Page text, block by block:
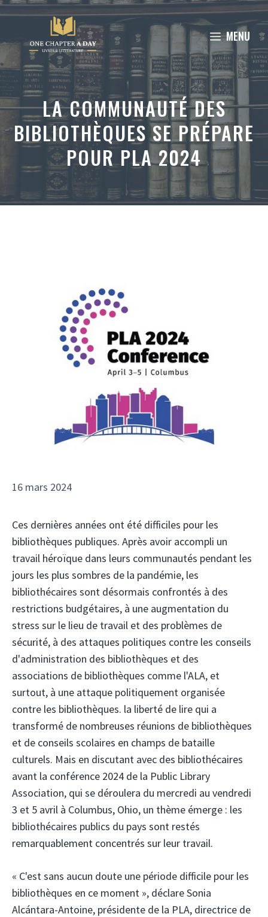
Aller
contenu
MENU
LA COMMUNAUTÉ DES
BIBLIOTHÈQUES SE PRÉPARE
POUR PLA 2024
16 mars 2024
Ces dernières années ont été difficiles pour les
bibliothèques publiques. Après avoir accompli un
travail héroïque dans leurs communautés pendant les
jours les plus sombres de la pandémie, les
bibliothécaires sont désormais confrontés à des
restrictions budgétaires, à une augmentation du
stress sur le lieu de travail et des problèmes de
sécurité, à des attaques politiques contre les conseils
d'administration des bibliothèques et des
associations de bibliothèques comme l'ALA, et
surtout, à une attaque politiquement organisée
contre les bibliothèques. la liberté de lire qui a
transformé de nombreuses réunions de bibliothèques
et de conseils scolaires en champs de bataille
culturels. Mais en discutant avec des bibliothécaires
avant la conférence 2024 de la Public Library
Association, qui se déroulera du mercredi au vendredi
3 et 5 avril à Columbus, Ohio, un thème émerge : les
bibliothécaires publics du pays sont restés
remarquablement concentrés sur leur travail.
« C'est sans aucun doute une période difficile pour les
bibliothèques en ce moment », déclare Sonia
Alcántara-Antoine, présidente de la PLA, directrice de